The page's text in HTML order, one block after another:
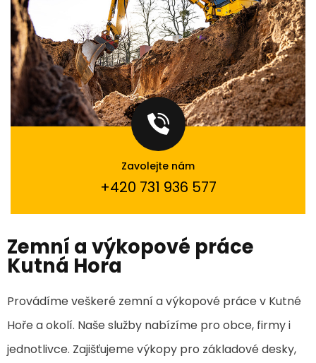
Zavolejte nám
+420 731 936 577
Zemní a výkopové práce
Kutná Hora
Provádíme veškeré zemní a výkopové práce v Kutné
Hoře a okolí. Naše služby nabízíme pro obce, firmy i
jednotlivce. Zajišťujeme výkopy pro základové desky,